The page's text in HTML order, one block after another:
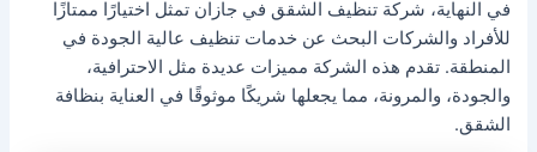
في النهاية، شركة تنظيف الشقق في جازان تمثل اختيارًا ممتازًا
للأفراد والشركات البحث عن خدمات تنظيف عالية الجودة في
المنطقة. تقدم هذه الشركة مميزات عديدة مثل الاحترافية،
والجودة، والمرونة، مما يجعلها شريكًا موثوقًا في العناية بنظافة
الشقق.